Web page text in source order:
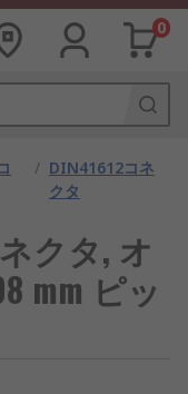
0
/ DIN41612コネ
クタ
ネクタ, オ
mm ピッ